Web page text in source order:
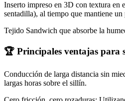
Inserto impreso en 3D con textura en
sentadilla), al tiempo que mantiene
Tejido Sandwich que absorbe la
🏆 Principales ventajas para
Conducción de larga distancia sin
largas horas sobre el sillín.